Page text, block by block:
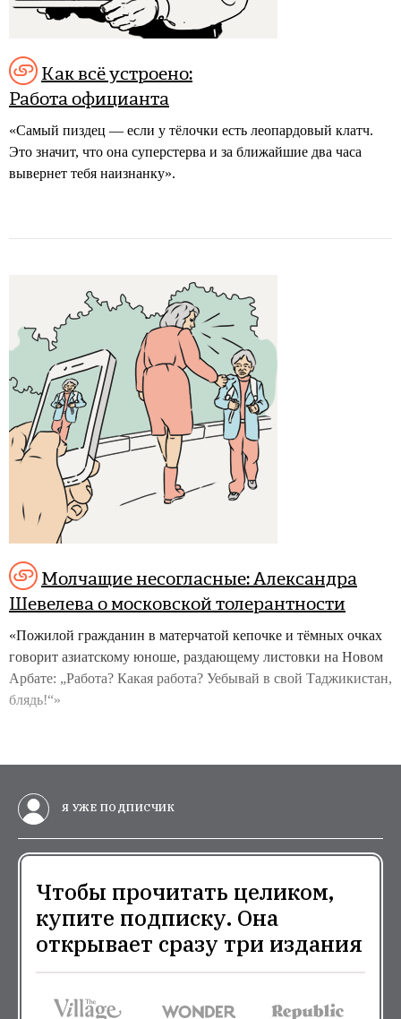
Как всё устроено:
Работа официанта
«Самый пиздец — если у тёлочки есть леопардовый клатч.
Это значит, что она суперстерва и за ближайшие два часа
вывернет тебя наизнанку».
Молчащие несогласные: Александра
Шевелева о московской толерантности
«Пожилой гражданин в матерчатой кепочке и тёмных очках
говорит азиатскому юноше, раздающему листовки на Новом
Арбате: „Работа? Какая работа? Уебывай в свой Таджикистан,
блядь!“»
Я УЖЕ ПОДПИСЧИК
Чтобы прочитать целиком,
купите подписку. Она
открывает сразу три издания